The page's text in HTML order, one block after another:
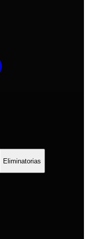
Eliminatorias